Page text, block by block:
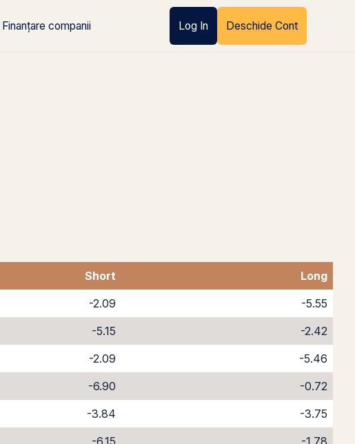
Finanțare companii Log In Deschide Cont
Short
Long
-2.09
-5.55
-5.15
-2.42
-2.09
-5.46
-6.90
-0.72
-3.84
-3.75
-6.15
-1.78